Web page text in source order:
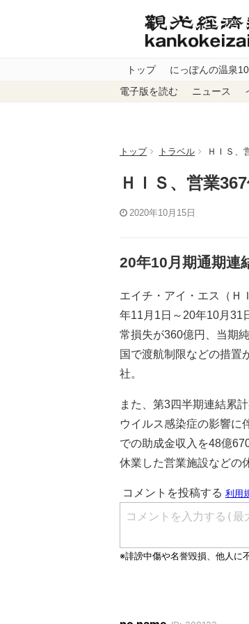
トップ にっぽんの温泉
電子版を読む ニュース
トップ トラベル ＨＩＳ、
ＨＩＳ、営業
2020年10月15日
20年10月期通期連
エイチ・アイ・エス（Ｈ
年11月1日～20年10月31
常損失が360億円、当期
国で渡航制限などの措置
社。
また、第3四半期連結累
ウイルス感染症の影響に
での助成金収入を48億
休業した営業施設などの